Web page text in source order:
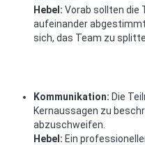
Hebel: Vorab sollten die
aufeinander
sich, das Team zu
Kommunikation: Die
Kernaussagen zu
abzuschweifen.
Hebel: Ein